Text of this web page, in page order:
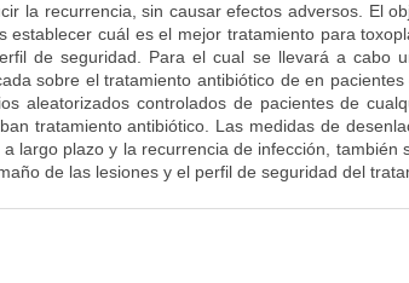
la recurrencia, sin causar efectos adversos. El
establecer cuál es el mejor tratamiento para
de seguridad. Para el cual se llevará a cabo
sobre el tratamiento antibiótico de en
aleatorizados controlados de pacientes de
tratamiento antibiótico. Las medidas de
largo plazo y la recurrencia de infección, también
de las lesiones y el perfil de seguridad del